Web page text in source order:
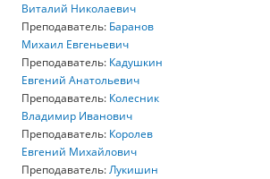
Виталий Николаевич
Преподаватель: Баранов
Михаил Евгеньевич
Преподаватель: Кадушкин
Евгений Анатольевич
Преподаватель: Колесник
Владимир Иванович
Преподаватель: Королев
Евгений Михайлович
Преподаватель: Лукишин